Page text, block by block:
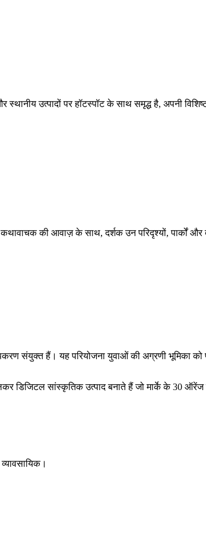
उत्पादों पर हॉटस्पॉट के साथ समृद्ध है, अपनी
की आवाज़ के साथ, दर्शक उन परिदृश्यों, पार्कों और
संयुक्त हैं। यह परियोजना युवाओं की अग्रणी भूमिका को
सांस्कृतिक उत्पाद बनाते हैं जो मार्के के 30 ऑरेंज